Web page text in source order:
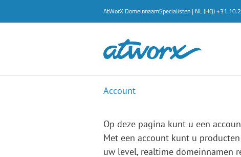
inhoud
AtWorX DomeinnaamSpecialisten | NL (HQ)
Account
Op deze pagina kunt u een
Met een account kunt u
uw level, realtime domeinnamen